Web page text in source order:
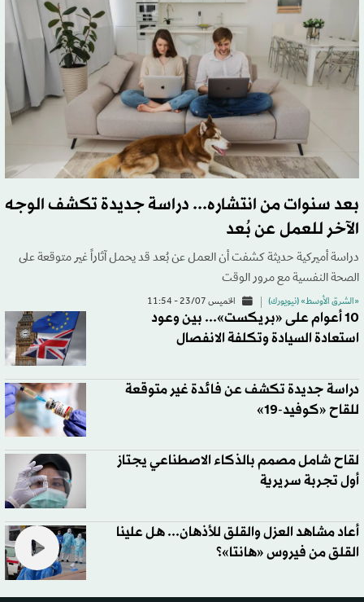
بعد سنوات من انتشاره... دراسة جديدة تكشف الوجه
الآخر للعمل عن بُعد
دراسة أميركية حديثة كشفت أن العمل عن بُعد قد يحمل آثاراً غير متوقعة على
الصحة النفسية مع مرور الوقت
«الشرق الأوسط» (نيويورك) الخميس 23/07 - 11:54
10 أعوام على «بريكست»... بين وعود
استعادة السيادة وتكلفة الانفصال
دراسة جديدة تكشف عن فائدة غير متوقعة
للقاح «كوفيد-19»
لقاح شامل مصمم بالذكاء الاصطناعي يجتاز
أول تجربة سريرية
أعاد مشاهد العزل والقلق للأذهان... هل علينا
القلق من فيروس «هانتا»؟